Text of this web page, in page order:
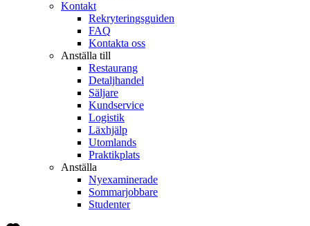
Kontakt
Rekryteringsguiden
FAQ
Kontakta oss
Anställa till
Restaurang
Detaljhandel
Säljare
Kundservice
Logistik
Läxhjälp
Utomlands
Praktikplats
Anställa
Nyexaminerade
Sommarjobbare
Studenter